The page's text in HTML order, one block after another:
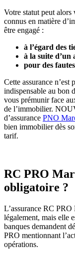
Votre statut peut alors
connus en matière
être engagé :
à l’égard des
à la suite d’un
pour des
Cette assurance
indispensable au bon
vous prémunir face
de l’immobilier.
d’assurance PNO
bien immobilier dès
tarif.
RC PRO
obligatoire ?
L’assurance RC
légalement, mais elle
banques demandent
PRO mentionnant
opérations.